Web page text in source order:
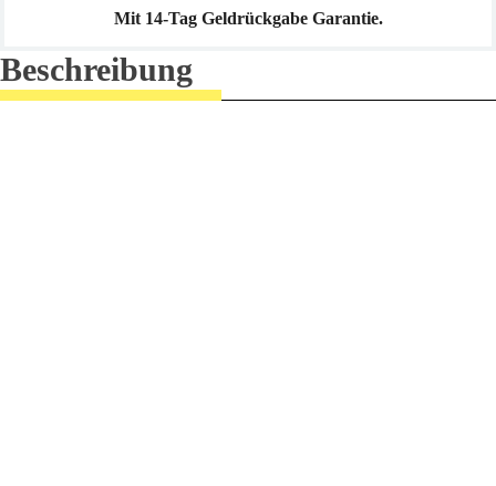
Mit 14-Tag Geldrückgabe Garantie.
Beschreibung